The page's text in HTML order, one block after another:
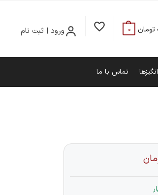
ورود | ثبت نام تومان 0
تماس با ما